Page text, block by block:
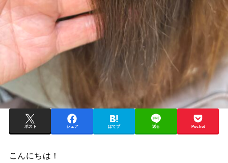
ポスト シェア はてブ 送る Pocket
こんにちは！